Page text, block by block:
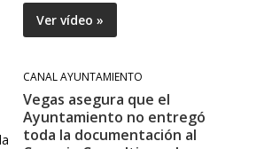
Ver vídeo »
CANAL AYUNTAMIENTO
Vegas asegura que el
Ayuntamiento no entregó
toda la documentación al